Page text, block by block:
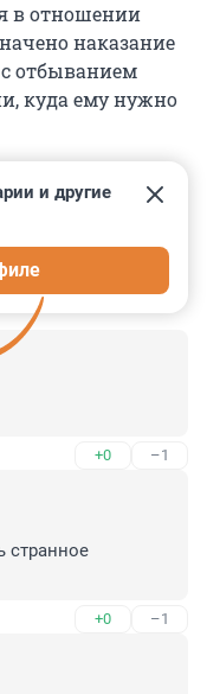
в отношении
наказание
с отбыванием
куда ему нужно
и другие
+0 –1
странное
+0 –1